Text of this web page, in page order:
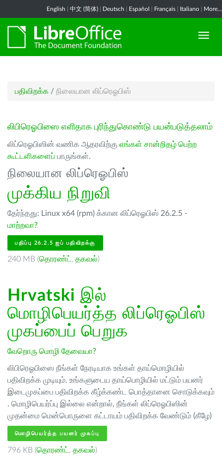
English 中文 (简体) Deutsch Español Français Italiano More...
பதிவிறக்க / நிலையான லிப்ரெஓபிஸ்
லிபிரெஓபிஸை எளிதாக புரிந்துகொண்டு பயன்படுத்தலாம்
லிப்ரெஓபிஸின் வணிக ஆதரவிற்கு எங்கள் சான்றிதழ் பெற்ற
கூட்டளிகளைப் பாருங்கள்.
நிலையான லிப்ரெஓபிஸ்
முக்கிய நிறுவி
தேர்ந்தது: Linux x64 (rpm) க்கான லிப்ரெஓபிஸ் 26.2.5 -
மாற்றவா?
பதிப்பு 26.2.5 ஐப் பதிவிறக்கு
240 MB (தொரண்ட் , தகவல்)
Hrvatski இல்
மொழிபெயர்த்த லிப்ரெஓபிஸ்
முகப்பைப் பெறுக
வேறொரு மொழி தேவையா?
லிபிரெஓபிஸை நீங்கள் நேரடியாக உங்கள் தாய்மொழியில்
பதிவிறக்க முடியும். உங்களுடைய தாய்பொழியில் மட்டும் பயனர்
இடைமுகப்பை பதிவிறக்க கீழ்க்கண்ட பொத்தானை சொடுக்கவும்
. மொழிபெயர்ப்பு இல்லை என்றால், நீங்கள் லிப்ரெஓபிஸின்
முதன்மை மென்பொருளை கட்டாயம் பதிவிறக்க வேண்டும் (கீழே)
மொழிபெயர்த்த பயனர் முகப்பு
796 KB (தொரண்ட் , தகவல்)